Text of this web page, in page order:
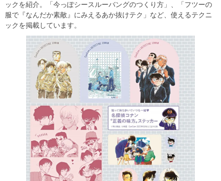
ックを紹介。「今っぽシースルーバングのつくり方」、「フツーの
服で『なんだか素敵』にみえるあか抜けテク」など、使えるテクニ
ックを掲載しています。